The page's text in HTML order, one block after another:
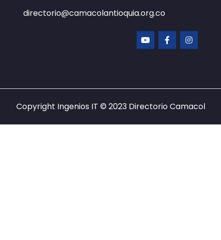
directorio@camacolantioquia.org.co
Copyright Ingenios IT © 2023 Directorio Camacol